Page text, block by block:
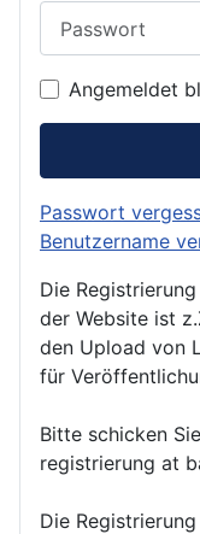
Angemeldet
Passwort
Benutzername
Die
der Website ist
den Upload von
für
Bitte schicken
registrierung at
Die